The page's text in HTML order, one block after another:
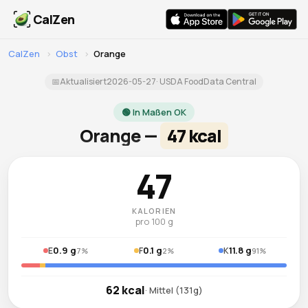
CalZen
CalZen › Obst › Orange
📅Aktualisiert2026-05-27· USDA FoodData Central
🟢 In Maßen OK
Orange — 47 kcal
47
KALORIEN
pro 100 g
E0.9 g7% F0.1 g2% K11.8 g91%
62 kcal· Mittel (131g)